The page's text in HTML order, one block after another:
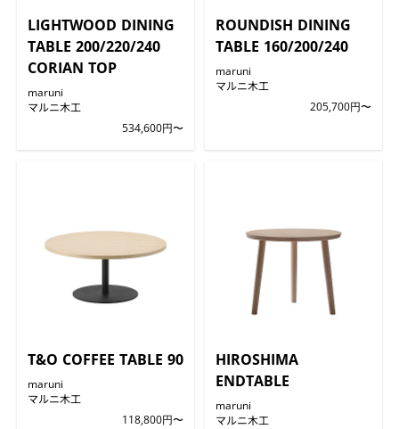
LIGHTWOOD DINING
TABLE 200/220/240
CORIAN TOP
maruni
マルニ木工
534,600円〜
ROUNDISH DINING
TABLE 160/200/240
maruni
マルニ木工
205,700円〜
T&O COFFEE TABLE 90
maruni
マルニ木工
118,800円〜
HIROSHIMA
ENDTABLE
maruni
マルニ木工